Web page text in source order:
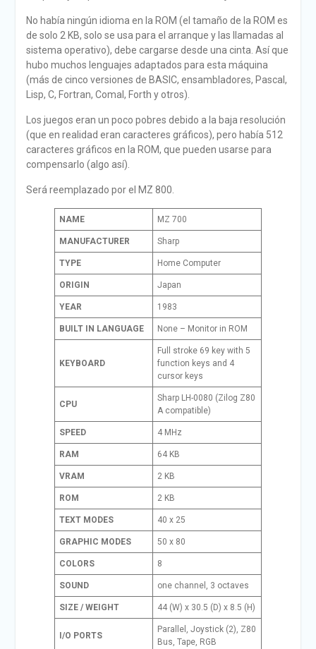
No había ningún idioma en la ROM (el tamaño de la ROM es
de solo 2 KB, solo se usa para el arranque y las llamadas al
sistema operativo), debe cargarse desde una cinta. Así que
hubo muchos lenguajes adaptados para esta máquina
(más de cinco versiones de BASIC, ensambladores, Pascal,
Lisp, C, Fortran, Comal, Forth y otros).
Los juegos eran un poco pobres debido a la baja resolución
(que en realidad eran caracteres gráficos), pero había 512
caracteres gráficos en la ROM, que pueden usarse para
compensarlo (algo así).
Será reemplazado por el MZ 800.
NAME MZ 700
MANUFACTURER Sharp
TYPE Home Computer
ORIGIN Japan
YEAR 1983
BUILT IN LANGUAGE None – Monitor in ROM
KEYBOARD
Full stroke 69 key with 5
function keys and 4
cursor keys
CPU
Sharp LH-0080 (Zilog Z80
A compatible)
SPEED 4 MHz
RAM 64 KB
VRAM 2 KB
ROM 2 KB
TEXT MODES 40 x 25
GRAPHIC MODES 50 x 80
COLORS 8
SOUND one channel, 3 octaves
SIZE / WEIGHT 44 (W) x 30.5 (D) x 8.5 (H)
I/O PORTS
Parallel, Joystick (2), Z80
Bus, Tape, RGB